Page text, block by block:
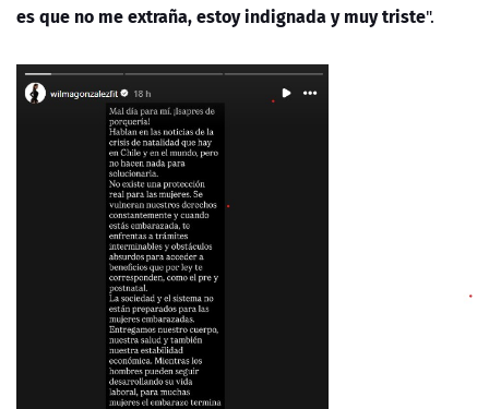
es que no me extraña, estoy indignada y muy triste".